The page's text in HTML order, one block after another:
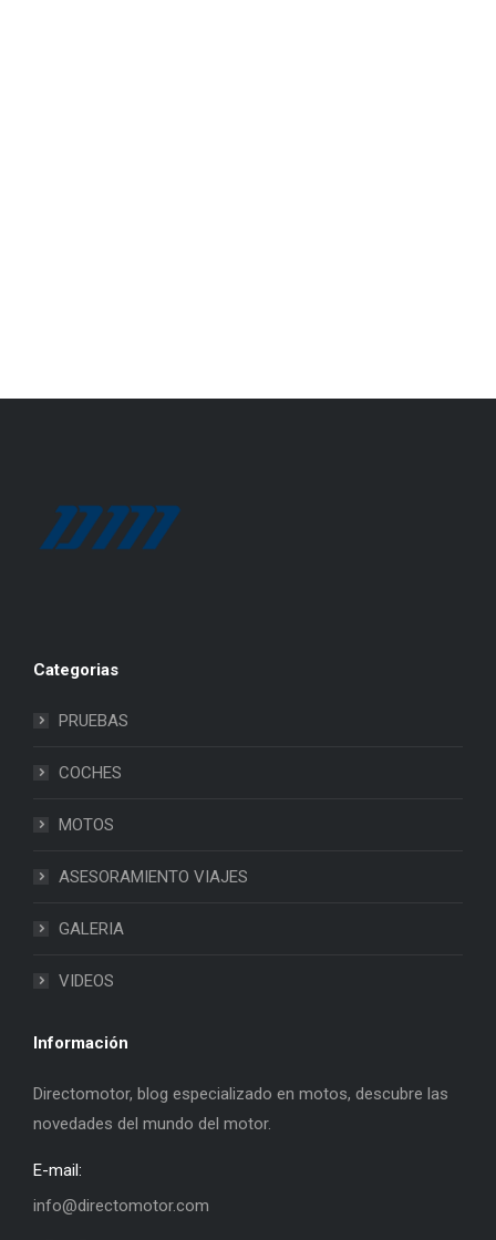
Categorias
PRUEBAS
COCHES
MOTOS
ASESORAMIENTO VIAJES
GALERIA
VIDEOS
Información
Directomotor, blog especializado en motos, descubre las
novedades del mundo del motor.
E-mail:
info@directomotor.com